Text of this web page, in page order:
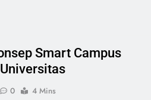
Smart Campus
0
4 Mins